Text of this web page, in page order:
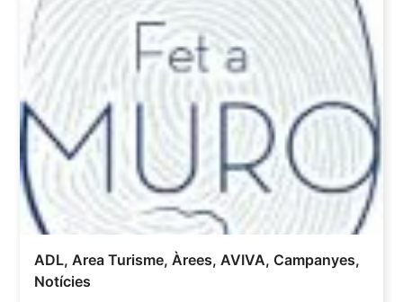
ADL,Area Turisme,Àrees,AVIVA, Campanyes,
Notícies